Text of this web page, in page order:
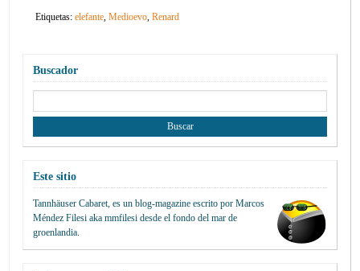
Etiquetas:elefante,Medioevo,Renard
Buscador
Este sitio
Tannhäuser Cabaret, es un blog-magazine escrito porMarcos
Méndez Filesi aka mmfilesi desdeel fondo del mar de
groenlandia.